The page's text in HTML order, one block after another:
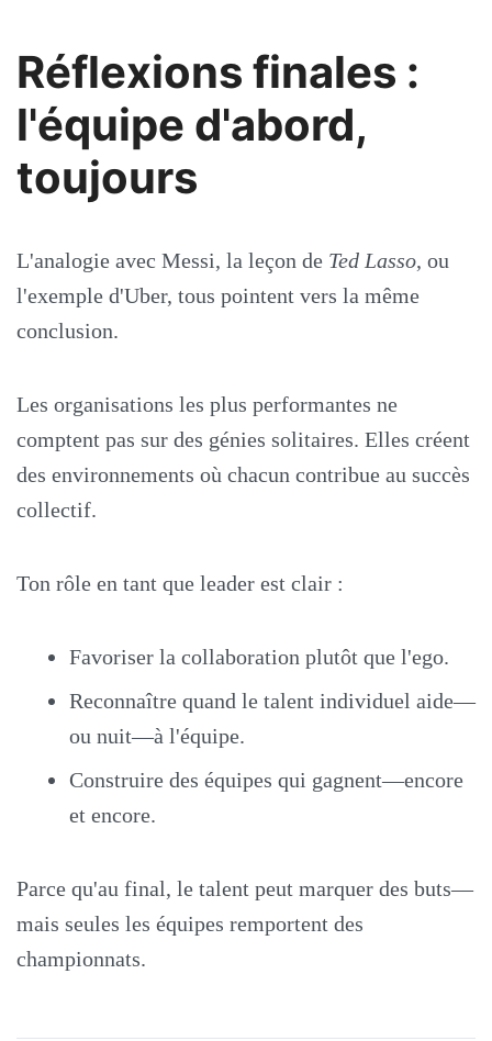
Réflexions finales :
l'équipe d'abord,
toujours
L'analogie avec Messi, la leçon de Ted Lasso, ou
l'exemple d'Uber, tous pointent vers la même
conclusion.
Les organisations les plus performantes ne
comptent pas sur des génies solitaires. Elles créent
des environnements où chacun contribue au succès
collectif.
Ton rôle en tant que leader est clair :
Favoriser la collaboration plutôt que l'ego.
Reconnaître quand le talent individuel aide—
ou nuit—à l'équipe.
Construire des équipes qui gagnent—encore
et encore.
Parce qu'au final, le talent peut marquer des buts—
mais seules les équipes remportent des
championnats.